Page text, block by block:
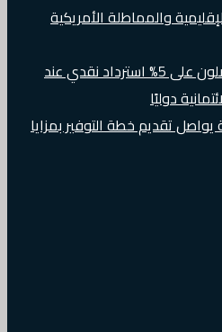
والمماطلة الأمريكية
أكثر من 5000فائز سيحصلون على 5% استرداد نقدي عند
يواصل تقديم خطة التوفير بمزايا